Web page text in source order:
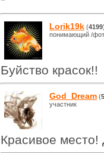
Lorik19k (4199
понимающий /
Буйство красок!!
God_Dream (
участник
Красивое место!